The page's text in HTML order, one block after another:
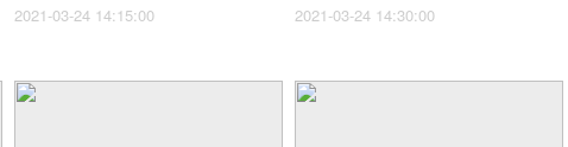
2021-03-24 14:15:00 2021-03-24 14:30:00